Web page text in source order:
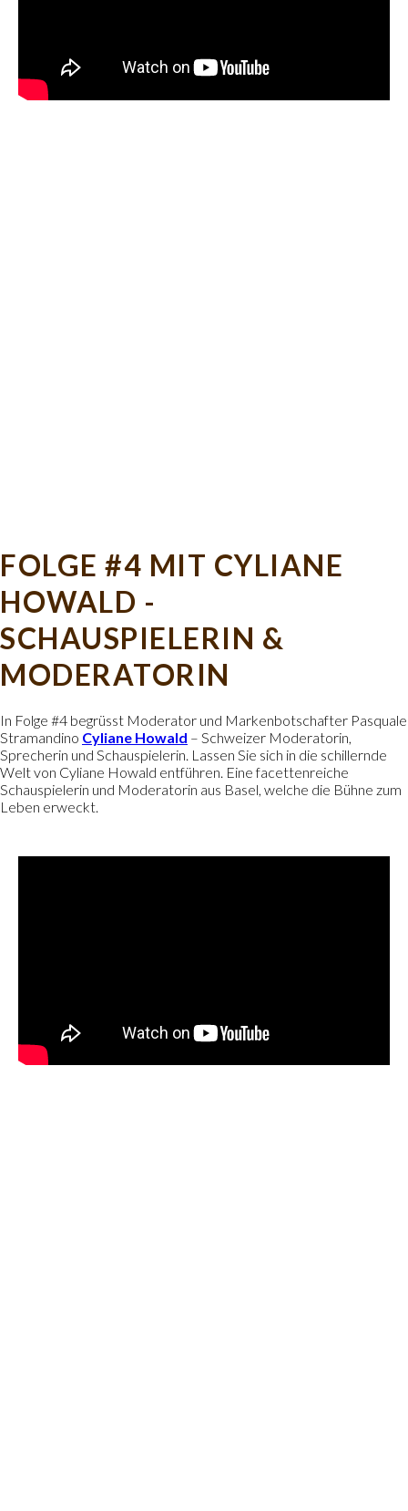
FOLGE #4 MIT CYLIANE
HOWALD -
SCHAUSPIELERIN &
MODERATORIN
In Folge #4 begrüsst Moderator und Markenbotschafter Pasquale
Stramandino Cyliane Howald – Schweizer Moderatorin,
Sprecherin und Schauspielerin. Lassen Sie sich in die schillernde
Welt von Cyliane Howald entführen. Eine facettenreiche
Schauspielerin und Moderatorin aus Basel, welche die Bühne zum
Leben erweckt.